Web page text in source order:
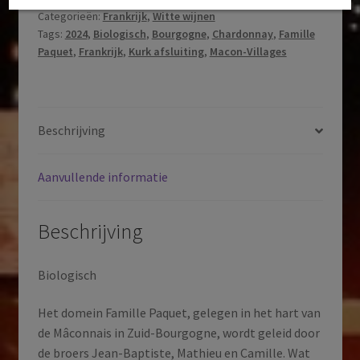
Blanc
Nos
Cinq
Categorieën: Frankrijk, Witte wijnen
Tags: 2024, Biologisch, Bourgogne, Chardonnay, Famille
Paquet, Frankrijk, Kurk afsluiting, Macon-Villages
Beschrijving
Aanvullende informatie
Beschrijving
Biologisch
Het domein Famille Paquet, gelegen in het hart van
de Mâconnais in Zuid-Bourgogne, wordt geleid door
de broers Jean-Baptiste, Mathieu en Camille. Wat